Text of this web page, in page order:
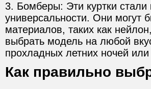
3. Бомберы: Эти куртки
универсальности. Они могут
материалов, таких как
выбрать модель на любой
прохладных летних ночей
Как правильно